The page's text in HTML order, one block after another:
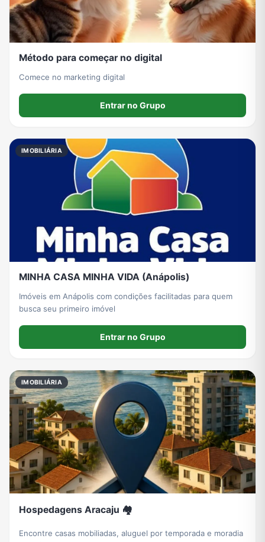
Método para começar no digital
Comece no marketing digital
Entrar no Grupo
IMOBILIÁRIA
MINHA CASA MINHA VIDA (Anápolis)
Imóveis em Anápolis com condições facilitadas para quem
busca seu primeiro imóvel
Entrar no Grupo
IMOBILIÁRIA
Hospedagens Aracaju 🏘️
Encontre casas mobiliadas, aluguel por temporada e moradia